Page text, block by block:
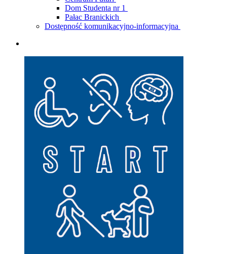
Dom Studenta nr 1
Pałac Branickich
Dostępność komunikacyjno-informacyjna